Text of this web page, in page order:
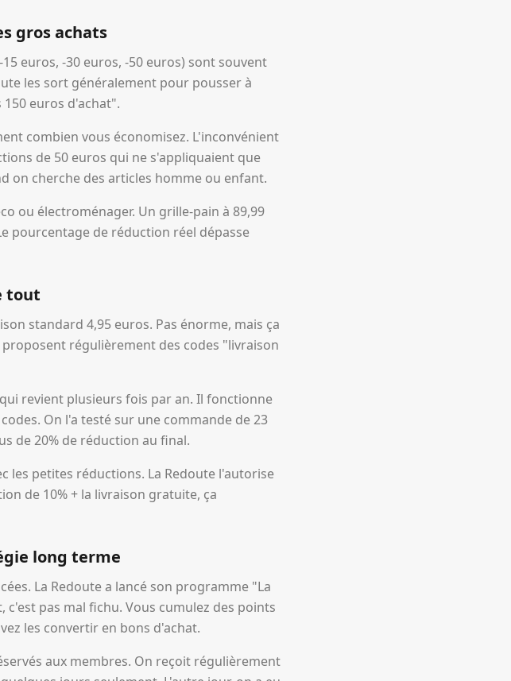
gros achats
euros, -30 euros, -50 euros) sont souvent
les sort généralement pour pousser à
euros d'achat".
combien vous économisez. L'inconvénient
de 50 euros qui ne s'appliquaient que
on cherche des articles homme ou enfant.
ou électroménager. Un grille-pain à 89,99
pourcentage de réduction réel dépasse
tout
standard 4,95 euros. Pas énorme, mais ça
régulièrement des codes "livraison
revient plusieurs fois par an. Il fonctionne
On l'a testé sur une commande de 23
de 20% de réduction au final.
les petites réductions. La Redoute l'autorise
de 10% + la livraison gratuite, ça
long terme
La Redoute a lancé son programme "La
pas mal fichu. Vous cumulez des points
les convertir en bons d'achat.
aux membres. On reçoit régulièrement